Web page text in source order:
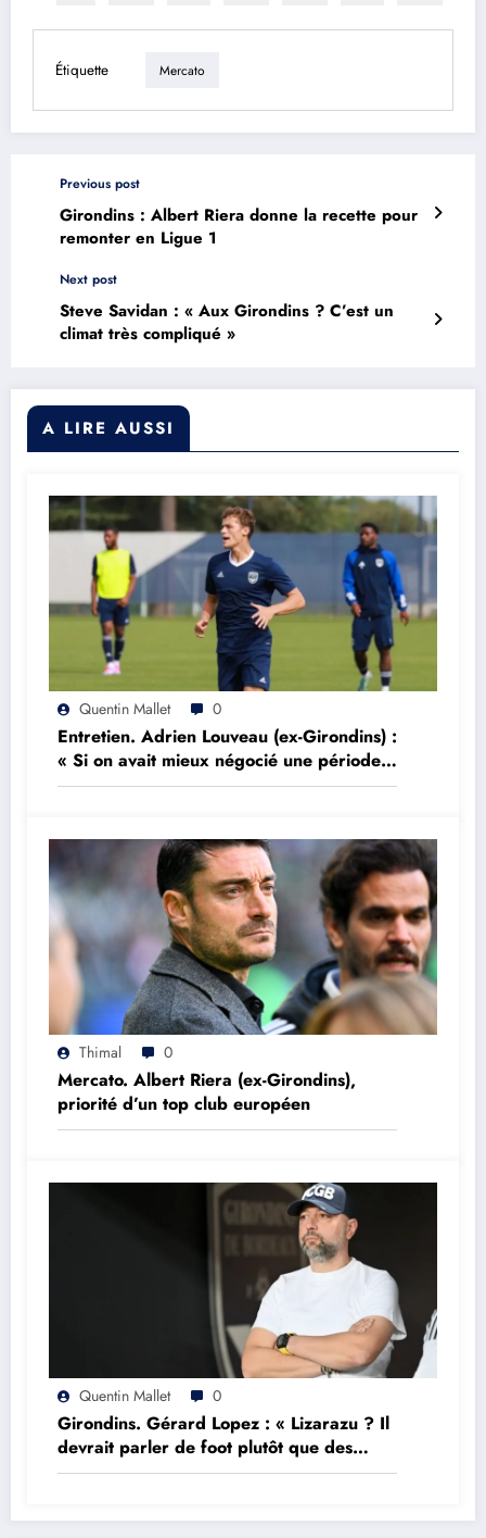
Étiquette Mercato
Previous post
Girondins : Albert Riera donne la recette pour
remonter en Ligue 1
Next post
Steve Savidan : « Aux Girondins ? C’est un
climat très compliqué »
A LIRE AUSSI
Quentin Mallet 0
Entretien. Adrien Louveau (ex-Girondins) :
« Si on avait mieux négocié une période,
on aurait peut être réalisé l’impensable »
Thimal 0
Mercato. Albert Riera (ex-Girondins),
priorité d’un top club européen
Quentin Mallet 0
Girondins. Gérard Lopez : « Lizarazu ? Il
devrait parler de foot plutôt que des
choses qu’il ne comprend pas »